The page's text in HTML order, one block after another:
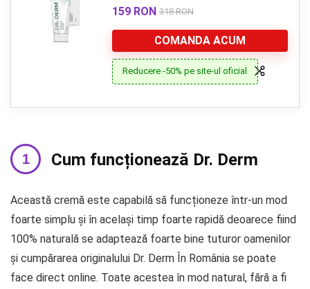
159 RON 318 RON
COMANDA ACUM
Reducere -50% pe site-ul oficial
Cum funcționează Dr. Derm
Această cremă este capabilă să funcționeze într-un mod
foarte simplu și în același timp foarte rapidă deoarece fiind
100% naturală se adaptează foarte bine tuturor oamenilor
și cumpărarea originalului Dr. Derm În România se poate
face direct online. Toate acestea în mod natural, fără a fi